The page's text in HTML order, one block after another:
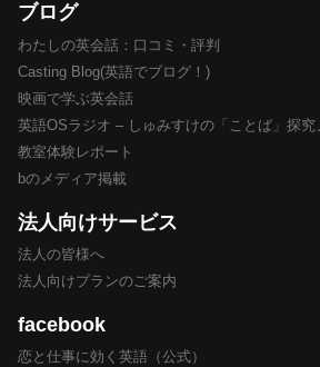
ブログ
わたしの英会話：口コミ・評判
Casting Blog(英語でブログ！)
映画で学ぶ英会話
英語OSラジオ – しゅみすけの「ことば」探究
教室体験レポート
bのメディア掲載
法人向けサービス
法人の皆様へ
法人向けプランのご案内
facebook
恋と仕事に効く英語（公式）